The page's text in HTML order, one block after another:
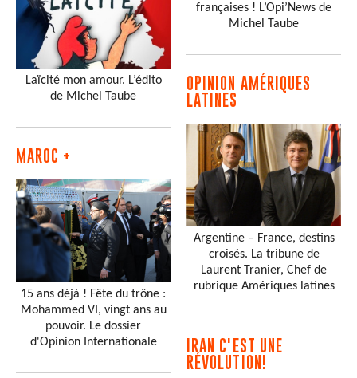
Laïcité mon amour. L’édito
de Michel Taube
MAROC +
15 ans déjà ! Fête du trône :
Mohammed VI, vingt ans au
pouvoir. Le dossier
d'Opinion Internationale
françaises ! L’Opi’News de
Michel Taube
OPINION AMÉRIQUES
LATINES
Argentine – France, destins
croisés. La tribune de
Laurent Tranier, Chef de
rubrique Amériques latines
IRAN C'EST UNE
RÉVOLUTION!